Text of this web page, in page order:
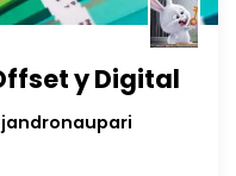
y Digital